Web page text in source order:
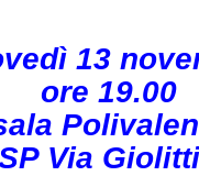
13
ore 19.00
Via